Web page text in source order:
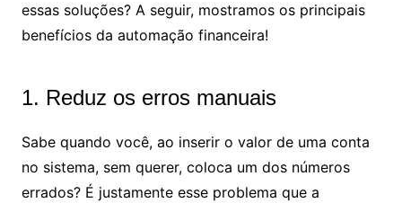
essas soluções? A seguir, mostramos os principais
benefícios da automação financeira!
1. Reduz os erros manuais
Sabe quando você, ao inserir o valor de uma conta
no sistema, sem querer, coloca um dos números
errados? É justamente esse problema que a